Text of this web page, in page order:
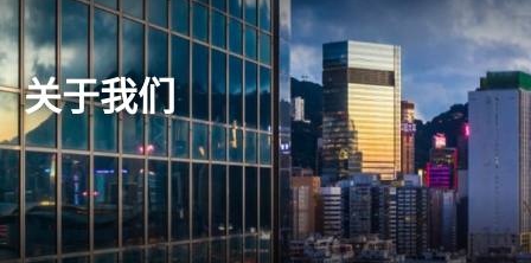
关于我们